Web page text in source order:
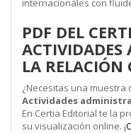
internacionales con
PDF DEL
ACTIVIDADES
LA RELACIÓN
¿Necesitas una muestra
Actividades
En Certia Editorial te la
su visualización online. ¡